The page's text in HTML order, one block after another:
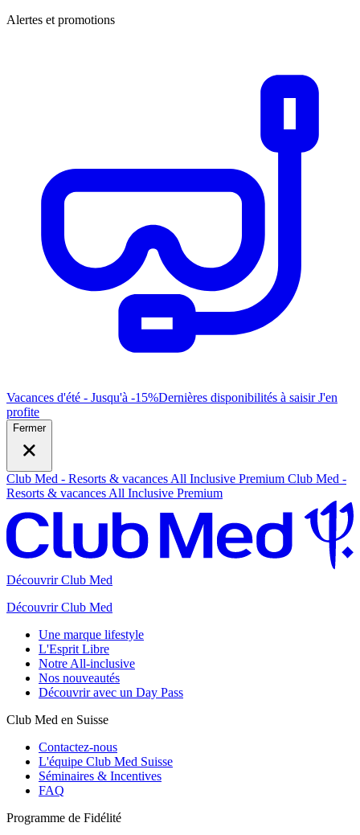
Alertes et promotions
Vacances d'été - Jusqu'à -15%Dernières disponibilités à saisirJ'en
profite
Fermer
Club Med - Resorts & vacances All Inclusive Premium Club Med -
Resorts & vacances All Inclusive Premium
Découvrir Club Med
Découvrir Club Med
Une marque lifestyle
L'Esprit Libre
Notre All-inclusive
Nos nouveautés
Découvrir avec un Day Pass
Club Med en Suisse
Contactez-nous
L'équipe Club Med Suisse
Séminaires & Incentives
FAQ
Programme de Fidélité